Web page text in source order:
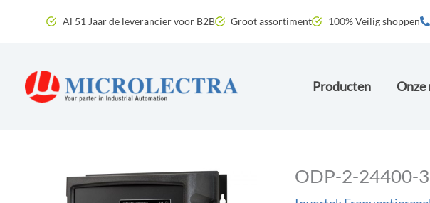
inhoud
Al 51 Jaar de leverancier voor B2B Groot assortiment 100% Veilig shoppen
Producten Onze
ODP-2-24400-